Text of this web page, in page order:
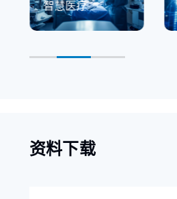
智慧医疗
资料下载